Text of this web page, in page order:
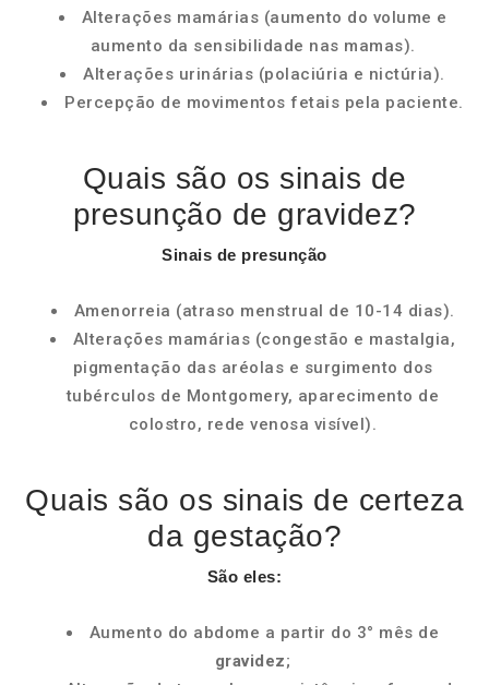
Alterações mamárias (aumento do volume e
aumento da sensibilidade nas mamas).
Alterações urinárias (polaciúria e nictúria).
Percepção de movimentos fetais pela paciente.
Quais são os sinais de
presunção de gravidez?
Sinais de presunção
Amenorreia (atraso menstrual de 10-14 dias).
Alterações mamárias (congestão e mastalgia,
pigmentação das aréolas e surgimento dos
tubérculos de Montgomery, aparecimento de
colostro, rede venosa visível).
Quais são os sinais de certeza
da gestação?
São eles:
Aumento do abdome a partir do 3° mês de
gravidez;